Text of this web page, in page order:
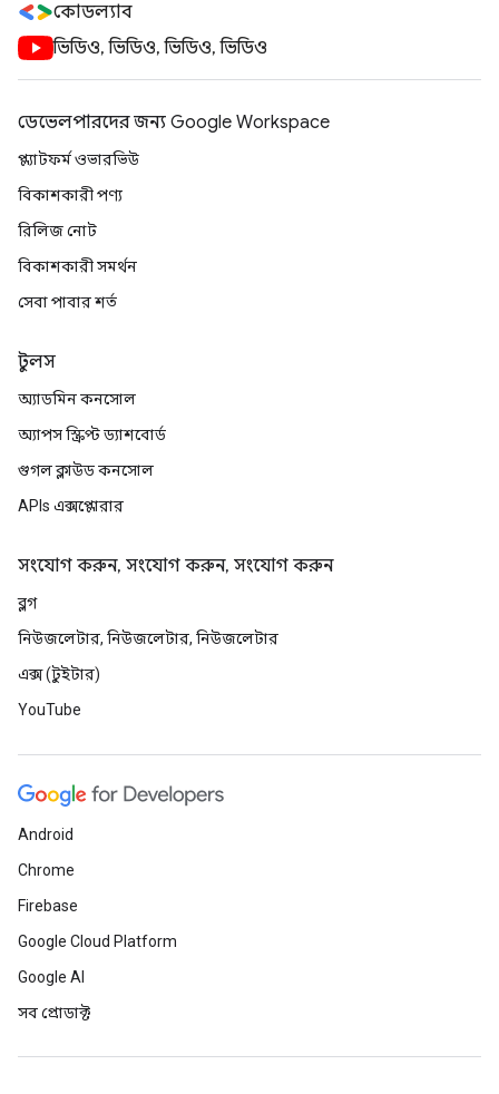
কোডল্যাব
ভিডিও, ভিডিও, ভিডিও, ভিডিও
ডেভেলপারদের জন্য Google Workspace
প্ল্যাটফর্ম ওভারভিউ
বিকাশকারী পণ্য
রিলিজ নোট
বিকাশকারী সমর্থন
সেবা পাবার শর্ত
টুলস
অ্যাডমিন কনসোল
অ্যাপস স্ক্রিপ্ট ড্যাশবোর্ড
গুগল ক্লাউড কনসোল
APIs এক্সপ্লোরার
সংযোগ করুন, সংযোগ করুন, সংযোগ করুন
ব্লগ
নিউজলেটার, নিউজলেটার, নিউজলেটার
এক্স (টুইটার)
YouTube
Android
Chrome
Firebase
Google Cloud Platform
Google AI
সব প্রোডাক্ট